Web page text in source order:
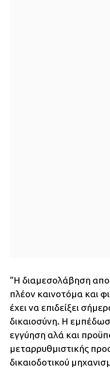
“Η διαμεσολάβηση
πλέον καινοτόμα και
έχει να επιδείξει
δικαιοσύνη. Η
εγγύηση αλά και
μεταρρυθμιστικής
δικαιοδοτικού